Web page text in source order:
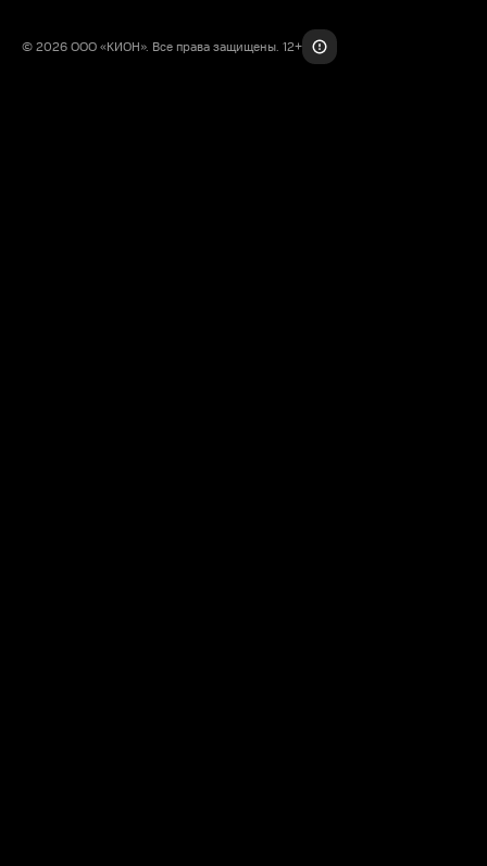
© 2026 ООО «КИОН». Все права защищены. 12+